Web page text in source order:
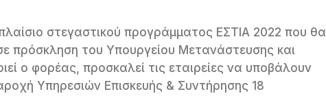
στεγαστικού προγράμματος ΕΣΤΙΑ 2022 που θα
πρόσκληση του Υπουργείου Μετανάστευσης και
ο φορέας, προσκαλεί τις εταιρείες να υποβάλουν
Υπηρεσιών Επισκευής & Συντήρησης 18